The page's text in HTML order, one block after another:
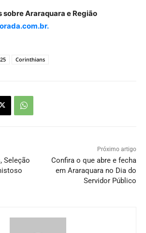
sobre Araraquara e Região
Corinthians
Seleção
Próximo artigo
Confira o que abre e fecha
em Araraquara no Dia do
Servidor Público